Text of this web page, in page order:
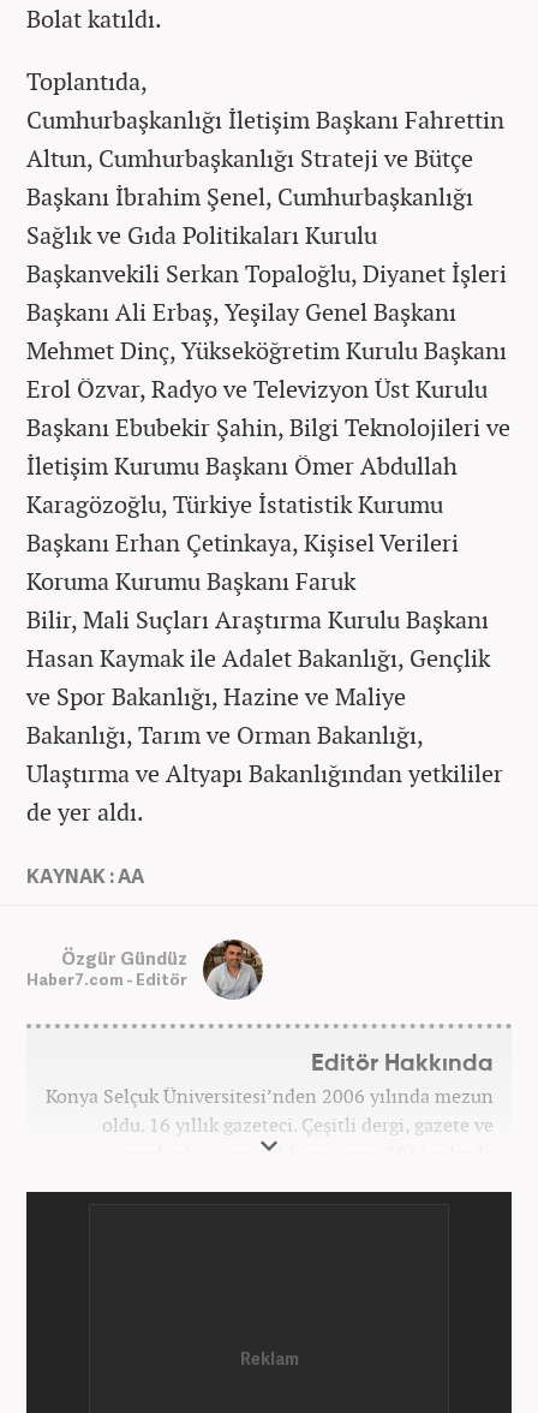
Bolat katıldı.
Toplantıda,
Cumhurbaşkanlığı İletişim Başkanı Fahrettin
Altun, Cumhurbaşkanlığı Strateji ve Bütçe
Başkanı İbrahim Şenel, Cumhurbaşkanlığı
Sağlık ve Gıda Politikaları Kurulu
Başkanvekili Serkan Topaloğlu, Diyanet İşleri
Başkanı Ali Erbaş, Yeşilay Genel Başkanı
Mehmet Dinç, Yükseköğretim Kurulu Başkanı
Erol Özvar, Radyo ve Televizyon Üst Kurulu
Başkanı Ebubekir Şahin, Bilgi Teknolojileri ve
İletişim Kurumu Başkanı Ömer Abdullah
Karagözoğlu, Türkiye İstatistik Kurumu
Başkanı Erhan Çetinkaya, Kişisel Verileri
Koruma Kurumu Başkanı Faruk
Bilir, Mali Suçları Araştırma Kurulu Başkanı
Hasan Kaymak ile Adalet Bakanlığı, Gençlik
ve Spor Bakanlığı, Hazine ve Maliye
Bakanlığı, Tarım ve Orman Bakanlığı,
Ulaştırma ve Altyapı Bakanlığından yetkililer
de yer aldı.
KAYNAK : AA
Özgür Gündüz
Haber7.com - Editör
Editör Hakkında
Konya Selçuk Üniversitesi’nden 2006 yılında mezun
oldu. 16 yıllık gazeteci. Çeşitli dergi, gazete ve
ajanslarda görev aldıktan sonra 2011 yılında